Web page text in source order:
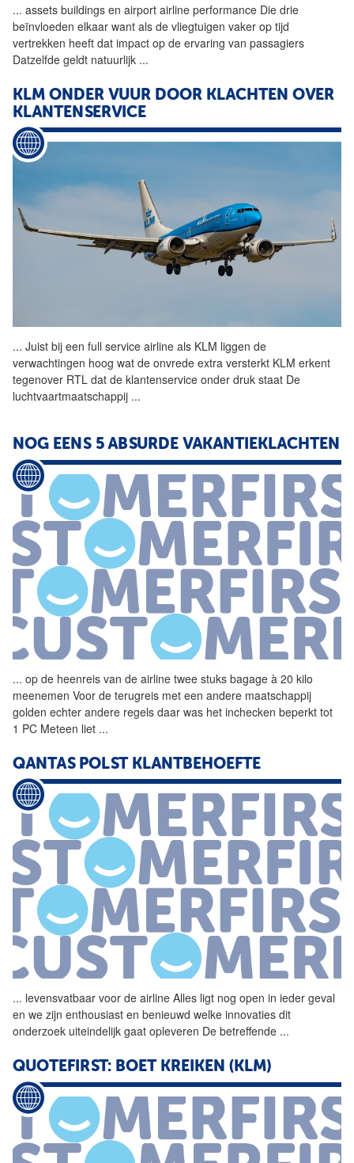
... assets buildings en airport airline performance Die drie
beïnvloeden elkaar want als de vliegtuigen vaker op tijd
vertrekken heeft dat impact op de ervaring van passagiers
Datzelfde geldt natuurlijk ...
KLM ONDER VUUR DOOR KLACHTEN OVER
KLANTENSERVICE
... Juist bij een full service airline als KLM liggen de
verwachtingen hoog wat de onvrede extra versterkt KLM erkent
tegenover RTL dat de klantenservice onder druk staat De
luchtvaartmaatschappij ...
NOG EENS 5 ABSURDE VAKANTIEKLACHTEN
... op de heenreis van de airline twee stuks bagage à 20 kilo
meenemen Voor de terugreis met een andere maatschappij
golden echter andere regels daar was het inchecken beperkt tot
1 PC Meteen liet ...
QANTAS POLST KLANTBEHOEFTE
... levensvatbaar voor de airline Alles ligt nog open in ieder geval
en we zijn enthousiast en benieuwd welke innovaties dit
onderzoek uiteindelijk gaat opleveren De betreffende ...
QUOTEFIRST: BOET KREIKEN (KLM)